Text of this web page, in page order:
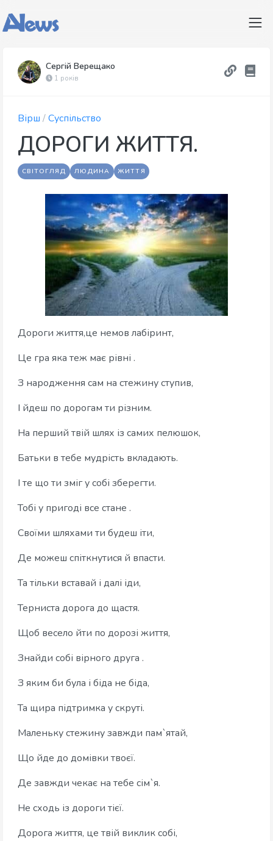
Сергій Верещако
1 років
Вірш /Суспільство
ДОРОГИ ЖИТТЯ.
СВІТОГЛЯД ЛЮДИНА ЖИТТЯ
Дороги життя,це немов лабіринт,
Це гра яка теж має рівні .
З народження сам на стежину ступив,
І йдеш по дорогам ти різним.
На перший твій шлях із самих пелюшок,
Батьки в тебе мудрість вкладають.
І те що ти зміг у собі зберегти.
Тобі у пригоді все стане .
Своїми шляхами ти будеш іти,
Де можеш спіткнутися й впасти.
Та тільки вставай і далі іди,
Терниста дорога до щастя.
Щоб весело йти по дорозі життя,
Знайди собі вірного друга .
З яким би була і біда не біда,
Та щира підтримка у скруті.
Маленьку стежину завжди пам`ятай,
Що йде до домівки твоєї.
Де завжди чекає на тебе сім`я.
Не сходь із дороги тієї.
Дорога життя, це твій виклик собі,